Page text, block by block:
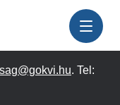
. Tel: